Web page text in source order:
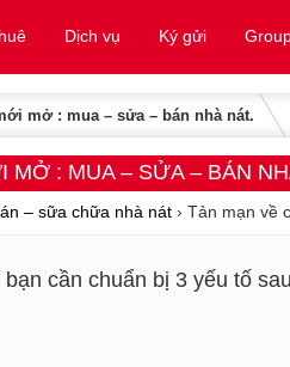
Dịch vụ Ký gửi
mở : mua – sửa – bán nhà nát.
: MUA – SỬA – BÁN
– sữa chữa nhà nát › Tản mạn về
cần chuẩn bị 3 yếu tố